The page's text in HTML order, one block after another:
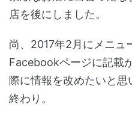
店を後にしました。
尚、2017年2月にメニュ
Facebookページに記載
際に情報を改めたいと思
終わり。